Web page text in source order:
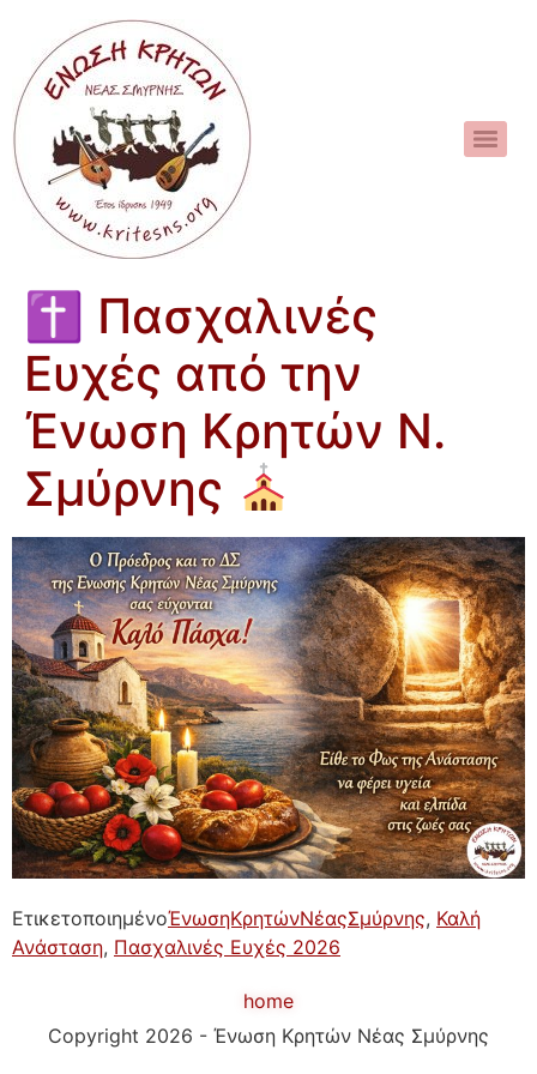
✝ Πασχαλινές
Ευχές από την
Ένωση Κρητών Ν.
Σμύρνης
ΕτικετοποιημένοΈνωσηΚρητώνΝέαςΣμύρνης, Καλή
Ανάσταση, Πασχαλινές Ευχές 2026
home
Copyright 2026 - Ένωση Κρητών Νέας Σμύρνης